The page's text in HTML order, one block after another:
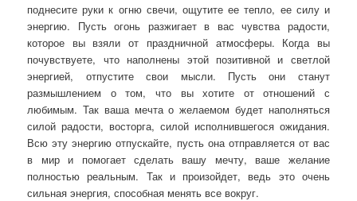
поднесите руки к огню свечи, ощутите ее тепло, ее силу и
энергию. Пусть огонь разжигает в вас чувства радости,
которое вы взяли от праздничной атмосферы. Когда вы
почувствуете, что наполнены этой позитивной и светлой
энергией, отпустите свои мысли. Пусть они станут
размышлением о том, что вы хотите от отношений с
любимым. Так ваша мечта о желаемом будет наполняться
силой радости, восторга, силой исполнившегося ожидания.
Всю эту энергию отпускайте, пусть она отправляется от вас
в мир и помогает сделать вашу мечту, ваше желание
полностью реальным. Так и произойдет, ведь это очень
сильная энергия, способная менять все вокруг.